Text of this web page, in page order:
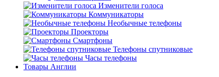
Изменители голоса
Коммуникаторы
Необычные телефоны
Проекторы
Смартфоны
Телефоны спутниковые
Часы телефоны
Товары Англии